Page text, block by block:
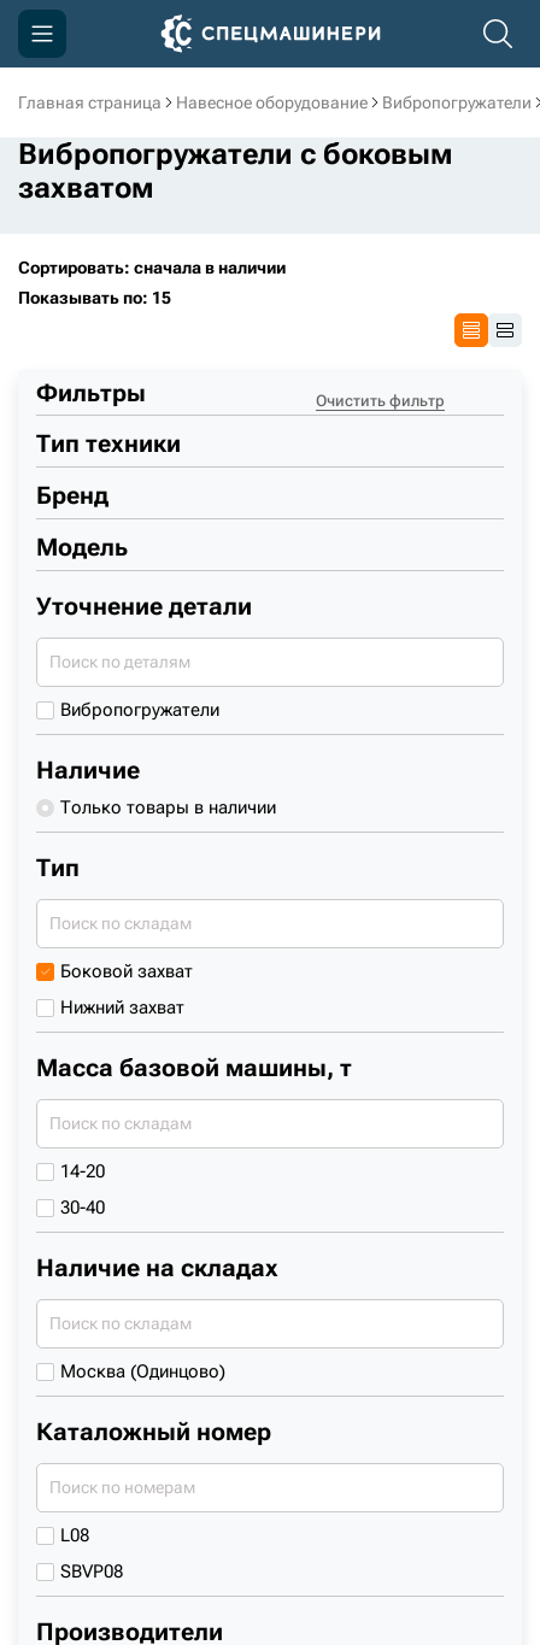
Главная страница Навесное оборудование Вибропогружатели
Вибропогружатели с боковым
захватом
Сортировать: сначала в наличии
Показывать по: 15
Фильтры Очистить фильтр
Тип техники
Бренд
Модель
Уточнение детали
Вибропогружатели
Наличие
Только товары в наличии
Тип
Боковой захват
Нижний захват
Масса базовой машины, т
14-20
30-40
Наличие на складах
Москва (Одинцово)
Каталожный номер
L08
SBVP08
Производители
Компания
Акции
Информация
3D тур по складам
sksale@skdst.ru
+7 (499) 394-50-93